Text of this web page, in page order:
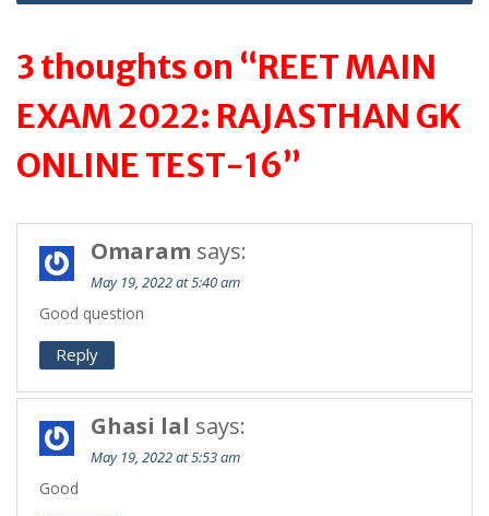
3 thoughts on “REET MAIN
EXAM 2022: RAJASTHAN GK
ONLINE TEST-16”
Omaram says:
May 19, 2022 at 5:40 am
Good question
Reply
Ghasi lal says:
May 19, 2022 at 5:53 am
Good